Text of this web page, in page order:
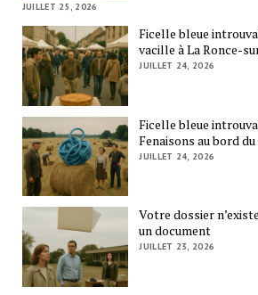
JUILLET 25, 2026
Ficelle bleue
vacille à La Ronce-
JUILLET 24, 2026
Ficelle bleue
Fenaisons au bord
JUILLET 24, 2026
Votre dossier
un document
JUILLET 23, 2026